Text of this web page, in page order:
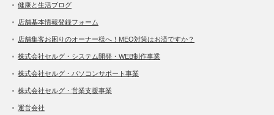
健康と生活ブログ
店舗基本情報登録フォーム
店舗集客お困りのオーナー様へ！MEO対策はお済ですか？
株式会社セルグ・システム開発・WEB制作事業
株式会社セルグ・パソコンサポート事業
株式会社セルグ・営業支援事業
運営会社